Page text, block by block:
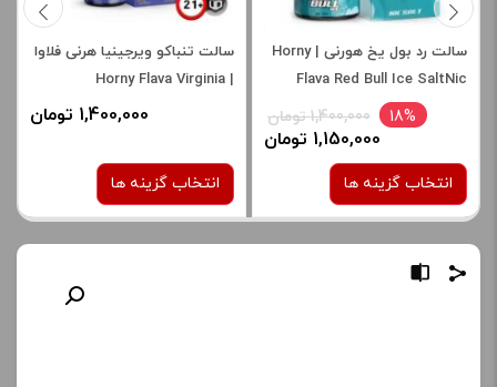
سالت رد بول یخ هورنی | Horny
Flava Red Bull Ice SaltNic
18% 1,400,000 تومان
1,150,000 تومان
انتخاب گزینه ها
سالت تنباکو ویرجینیا هرنی فلاوا
| Horny Flava Virginia
1,400,000 تومان
انتخاب گزینه ها